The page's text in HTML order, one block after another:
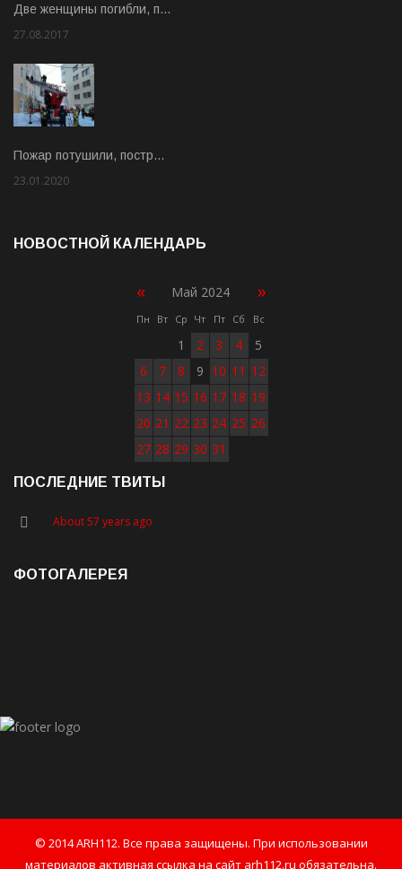
Две женщины погибли, п…
27.08.2017
Пожар потушили, постр…
23.01.2020
НОВОСТНОЙ КАЛЕНДАРЬ
« Май 2024 »
Пн Вт Ср Чт Пт Сб Вс
1 2 3 4
5
6
7 8 9 10 11 12
13 14 15 16 17 18 19
20 21 22 23 24 25 26
27 28 29 30 31
ПОСЛЕДНИЕ ТВИТЫ
About 57 years ago
ФОТОГАЛЕРЕЯ
© 2014 ARH112. Все права защищены. При использовании
материалов активная ссылка на сайт arh112.ru обязательна.